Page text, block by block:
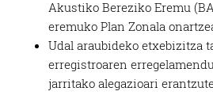
Akustiko Bereziko Eremu
eremuko Plan Zonala
Udal araubideko etxebizitza
erregistroaren
jarritako alegazioari